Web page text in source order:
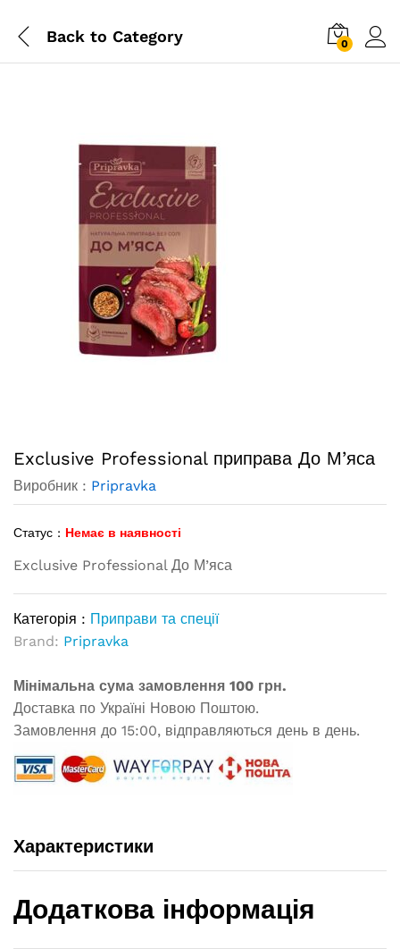
Back to Category 0
Exclusive Professional приправа До М’яса
Виробник : Pripravka
Статус : Немає в наявності
Exclusive Professional До М’яса
Категорія : Приправи та спеції
Brand: Pripravka
Мінімальна сума замовлення 100 грн.
Доставка по Україні Новою Поштою.
Замовлення до 15:00, відправляються день в день.
Характеристики
Додаткова інформація